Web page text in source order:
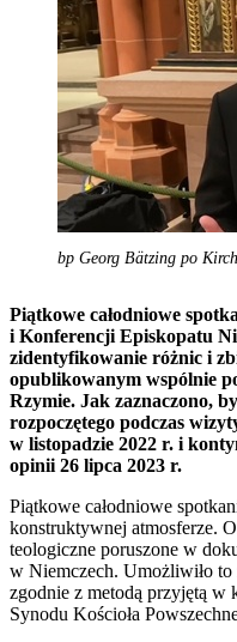
bp Georg Bätzing po
Piątkowe całodniowe
i Konferencji Episkopatu
zidentyfikowanie różnic i
opublikowanym wspólnie
Rzymie. Jak zaznaczono,
rozpoczętego podczas
w listopadzie 2022 r. i
opinii 26 lipca 2023 r.
Piątkowe całodniowe
konstruktywnej atmosferze.
teologiczne poruszone w
w Niemczech. Umożliwiło
zgodnie z metodą przyjętą w
Synodu Kościoła